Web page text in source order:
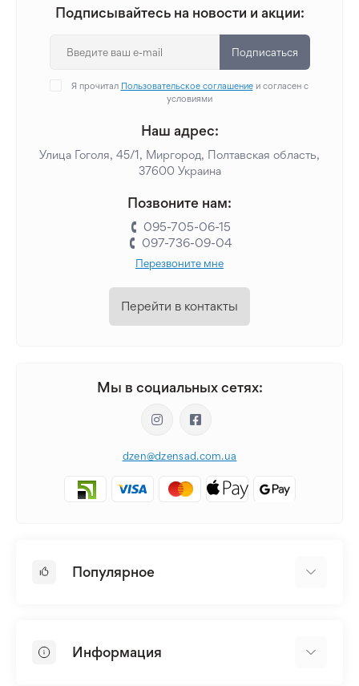
Подписывайтесь на новости и акции:
Подписаться
Я прочитал Пользовательское соглашениеи согласен с
условиями
Наш адрес:
Улица Гоголя, 45/1, Миргород, Полтавская область,
37600 Украина
Позвоните нам:
095-705-06-15
097-736-09-04
Перезвоните мне
Перейти в контакты
Мы в социальных сетях:
dzen@dzensad.com.ua
Популярное
Лилия
Информация